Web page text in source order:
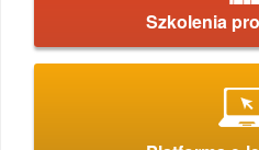
Szkolenia